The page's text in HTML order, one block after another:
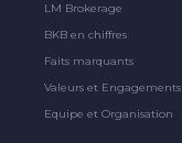
LM Brokerage
BKB en chiffres
Faits marquants
Valeurs et Engagements
Equipe et Organisation